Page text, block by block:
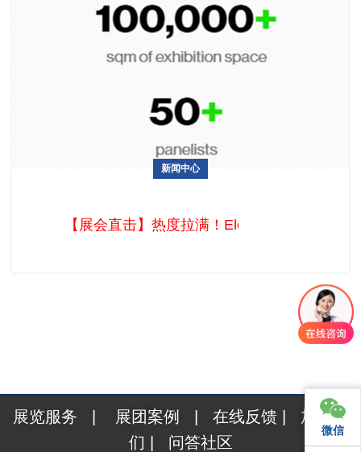
新闻中心
【展会直击】热度拉满！Eletrolar Show
微信
微信
展览服务 展团案例 在线反馈| 加入我
们
问答社区